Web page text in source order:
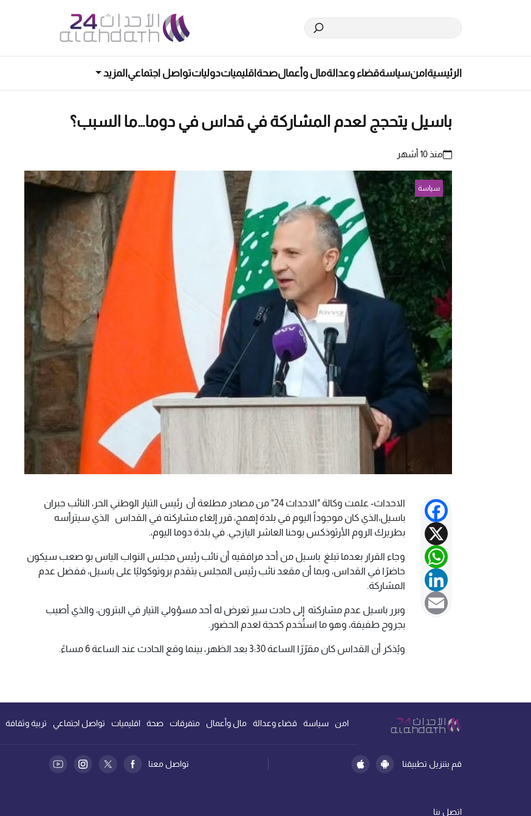
الرئيسيةامنسياسةقضاء وعدالةمال وأعمالصحةاقليمياتدولياتتواصل اجتماعيالمزيد
باسيل يتحجج لعدم المشاركة في قداس في دوما…ما السبب؟
منذ 10 أشهر
سياسة
Facebook
X
WhatsApp
LinkedIn
Email
الاحداث- علمت وكالة "الاحداث 24" من مصادر مطلعة أن رئيس التيار الوطني الحر، النائب جبران
باسيل،الذي كان موجوداً اليوم في بلدة إهمج، قرر إلغاء مشاركته في القداس الذي سيترأسه
بطريرك الروم الأرثوذكس يوحنا العاشر اليازجي. في بلدة دوما اليوم،.
وجاء القرار بعدما تبلغ باسيل من أحد مرافقيه أن نائب رئيس مجلس النواب الياس بو صعب سيكون
حاضرًا في القداس، وبما أن مقعد نائب رئيس المجلس يتقدم بروتوكوليًا على باسيل، ففضل عدم
المشاركة.
وبرر باسيل عدم مشاركته إلى حادث سير تعرض له أحد مسؤولي التيار في البترون، والذي أصيب
بجروح طفيفة، وهو ما استُخدم كحجة لعدم الحضور.
ويُذكر أن القداس كان مقرّرًا الساعة 3:30 بعد الظهر، بينما وقع الحادث عند الساعة 6 مساءً.
امن سياسة قضاء وعدالة مال وأعمال متفرقات صحة اقليميات تواصل اجتماعي تربية وثقافة
قم بتنزيل تطبيقنا تواصل معنا
اتصل بنا